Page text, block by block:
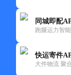
同城即配
跑腿运力智
快运寄件
大件物流 聚